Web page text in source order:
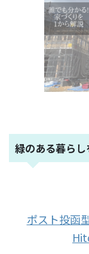
緑のある暮ら
ポスト投函